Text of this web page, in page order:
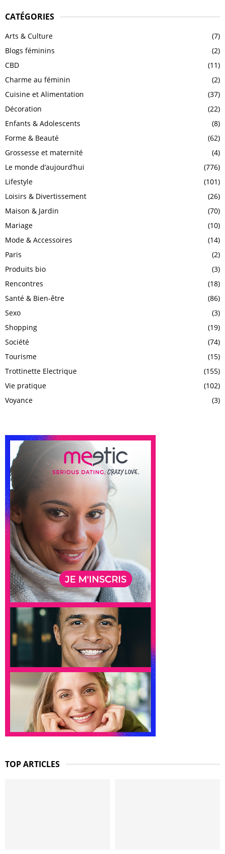
CATÉGORIES
Arts & Culture
(7)
Blogs féminins
(2)
CBD
(11)
Charme au féminin
(2)
Cuisine et Alimentation
(37)
Décoration
(22)
Enfants & Adolescents
(8)
Forme & Beauté
(62)
Grossesse et maternité
(4)
Le monde d’aujourd’hui
(776)
Lifestyle
(101)
Loisirs & Divertissement
(26)
Maison & Jardin
(70)
Mariage
(10)
Mode & Accessoires
(14)
Paris
(2)
Produits bio
(3)
Rencontres
(18)
Santé & Bien-être
(86)
Sexo
(3)
Shopping
(19)
Société
(74)
Tourisme
(15)
Trottinette Electrique
(155)
Vie pratique
(102)
Voyance
(3)
TOP ARTICLES